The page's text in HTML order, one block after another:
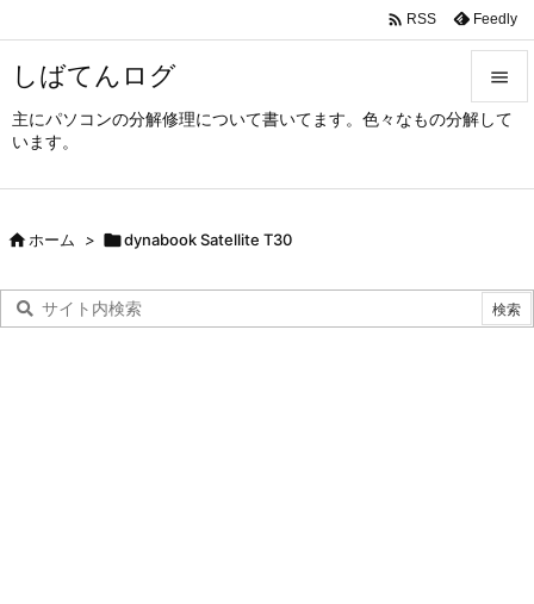
しばてんログ
主にパソコンの分解修理について書いてます。色々なもの分解して
います。




 RSS Feedly
ホーム > dynabook Satellite T30